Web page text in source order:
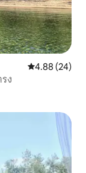
คะแนนเฉลี่ย
4.88 (24)
ง